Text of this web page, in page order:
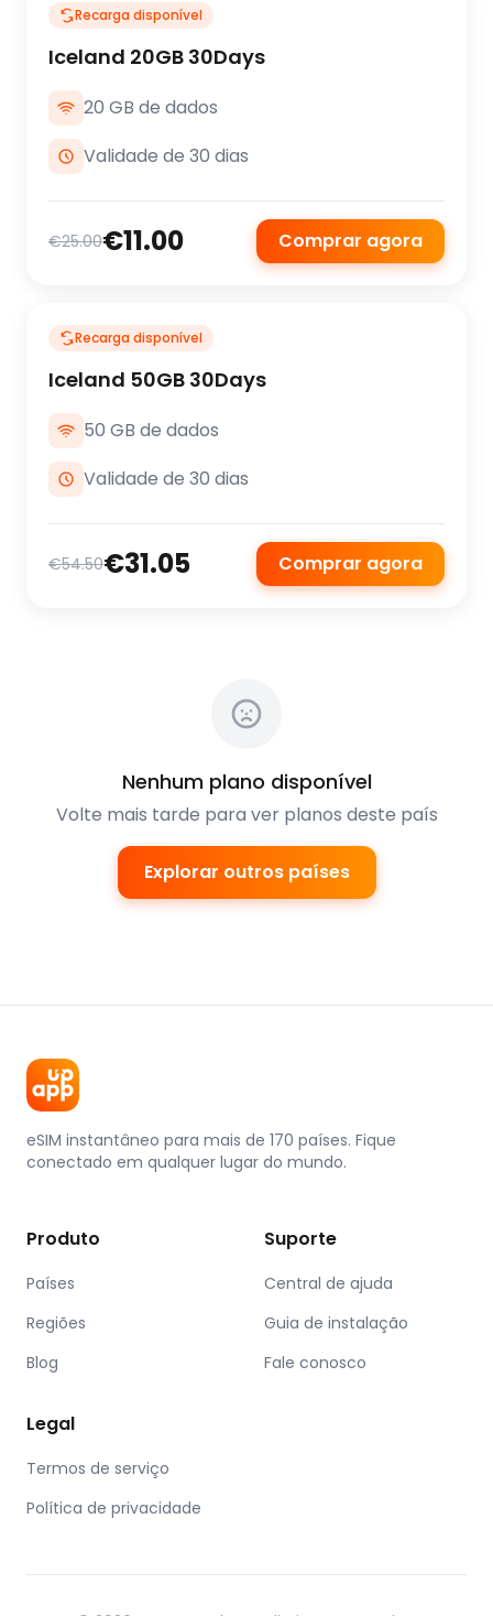
Recarga disponível
Iceland 20GB 30Days
20 GB de dados
Validade de 30 dias
€25.00€11.00 Comprar agora
Recarga disponível
Iceland 50GB 30Days
50 GB de dados
Validade de 30 dias
€54.50€31.05 Comprar agora
Nenhum plano disponível
Volte mais tarde para ver planos deste país
Explorar outros países
eSIM instantâneo para mais de 170 países. Fique
conectado em qualquer lugar do mundo.
Produto
Países
Regiões
Blog
Suporte
Central de ajuda
Guia de instalação
Fale conosco
Legal
Termos de serviço
Política de privacidade